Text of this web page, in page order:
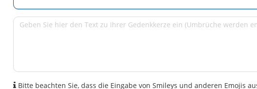
Bitte beachten Sie, dass die Eingabe von Smileys und anderen Emojis